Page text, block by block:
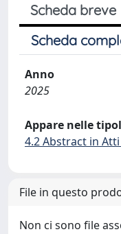
Scheda breve
Scheda
Anno
2025
Appare nelle
4.2 Abstract in
File in questo
Non ci sono file